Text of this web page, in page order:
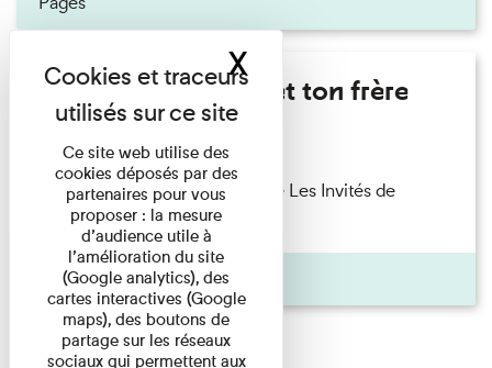
Marie Cosnay - Toi et ton frère
Lecture
Marie Cosnay — Toi et ton frère Les Invités de
l'Imprimerie n°10 À ...
Pages
Ce site web utilise des
cookies déposés par des
partenaires pour vous
proposer : la mesure
d’audience utile à
l’amélioration du site
(Google analytics), des
cartes interactives (Google
maps), des boutons de
partage sur les réseaux
sociaux qui permettent aux
XMasquer le